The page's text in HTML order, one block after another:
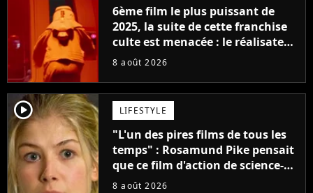
6ème film le plus puissant de
2025, la suite de cette franchise
culte est menacée : le réalisateur
claque la porte pour "différends
8 août 2026
player2 LIFESTYLE
"L'un des pires films de tous les
temps" : Rosamund Pike pensait
que ce film d'action de science-
fiction avec Dwayne Johnson
8 août 2026